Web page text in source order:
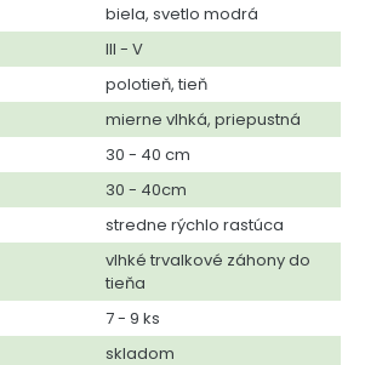
biela, svetlo modrá
III - V
polotieň, tieň
mierne vlhká, priepustná
30 - 40 cm
30 - 40cm
stredne rýchlo rastúca
vlhké trvalkové záhony do
tieňa
7 - 9 ks
skladom